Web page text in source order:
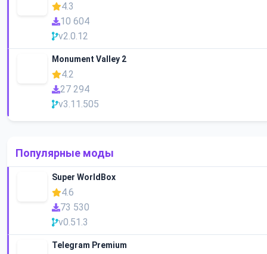
4.3
10 604
v2.0.12
Monument Valley 2
4.2
27 294
v3.11.505
Популярные моды
Super WorldBox
4.6
73 530
v0.51.3
Telegram Premium